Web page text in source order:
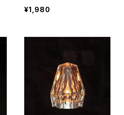
や友人、家族、推しの幸せを
願うグラス】
¥1,980